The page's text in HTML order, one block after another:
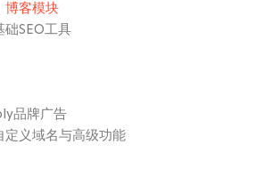
博客模块
础SEO工具
品牌广告
定义域名与高级功能